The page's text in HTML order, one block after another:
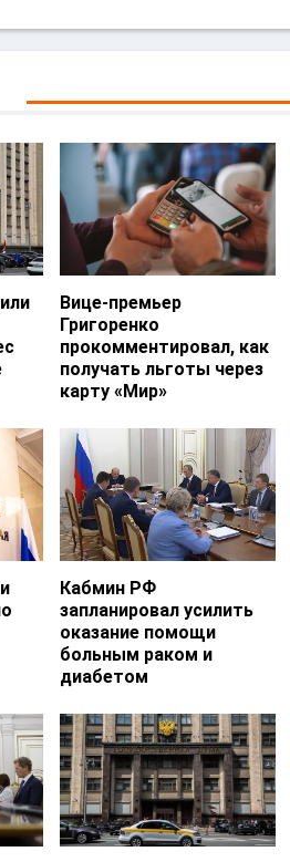
Вице-премьер
Григоренко
прокомментировал, как
получать льготы через
карту «Мир»
Кабмин РФ
запланировал усилить
оказание помощи
больным раком и
диабетом